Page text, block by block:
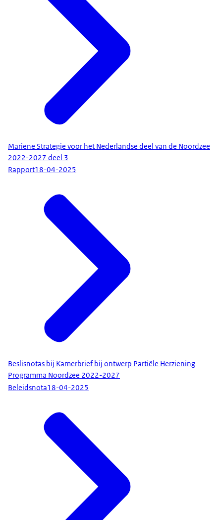
Mariene Strategie voor het Nederlandse deel van de Noordzee
2022-2027 deel 3
Rapport18-04-2025
Beslisnotas bij Kamerbrief bij ontwerp Partiële Herziening
Programma Noordzee 2022-2027
Beleidsnota18-04-2025